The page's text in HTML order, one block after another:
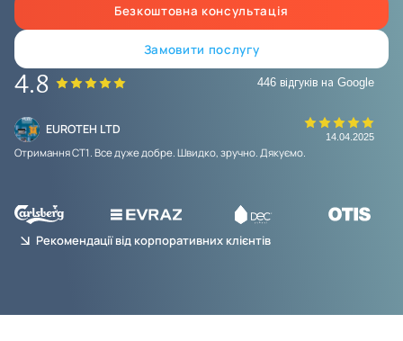
Безкоштовна консультація
Замовити послугу
4.8 446 відгуків на Google
EUROTEH LTD
14.04.2025
Отримання СТ1. Все дуже добре. Швидко, зручно. Дякуємо.
Рекомендації від корпоративних клієнтів